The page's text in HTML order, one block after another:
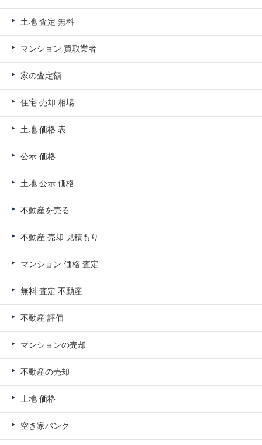
土地 査定 無料
マンション 買取業者
家の査定額
住宅 売却 相場
土地 価格 表
公示 価格
土地 公示 価格
不動産を売る
不動産 売却 見積もり
マンション 価格 査定
無料 査定 不動産
不動産 評価
マンションの売却
不動産の売却
土地 価格
空き家バンク